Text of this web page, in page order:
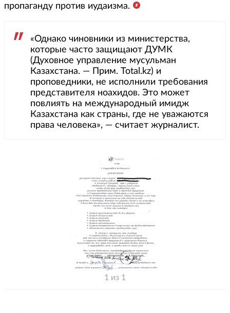
пропаганду против иудаизма.
«Однако чиновники из министерства,
которые часто защищают ДУМК
(Духовное управление мусульман
Казахстана. — Прим. Total.kz) и
проповедники, не исполнили требования
представителя ноахидов. Это может
повлиять на международный имидж
Казахстана как страны, где не уважаются
права человека», — считает журналист.
1 из 1